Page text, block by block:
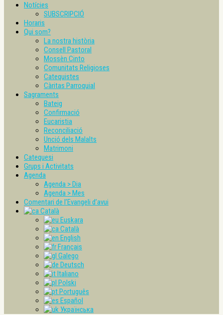
Notícies
SUBSCRIPCIÓ
Horaris
Qui som?
La nostra història
Consell Pastoral
Mossèn Cinto
Comunitats Religioses
Catequistes
Càritas Parroquial
Sagraments
Bateig
Confirmació
Eucaristia
Reconciliació
Unció dels Malalts
Matrimoni
Catequesi
Grups i Activitats
Agenda
Agenda > Dia
Agenda > Mes
Comentari de l’Evangeli d’avui
Català
Euskara
Català
English
Français
Galego
Deutsch
Italiano
Polski
Português
Español
Українська